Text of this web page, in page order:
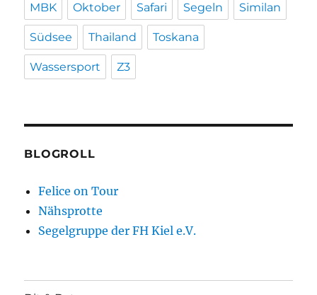
MBK Oktober Safari Segeln Similan
Südsee Thailand Toskana
Wassersport Z3
BLOGROLL
Felice on Tour
Nähsprotte
Segelgruppe der FH Kiel e.V.